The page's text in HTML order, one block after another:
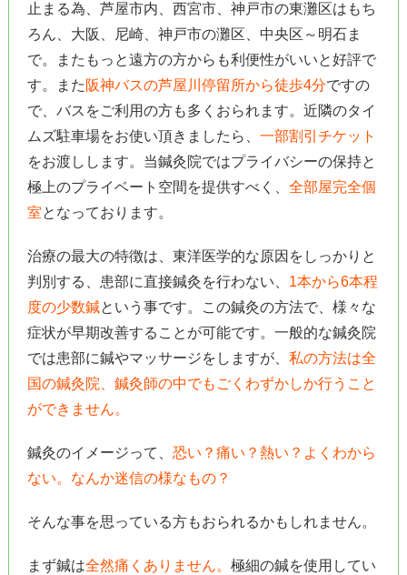
止まる為、芦屋市内、西宮市、神戸市の東灘区はもち
ろん、大阪、尼崎、神戸市の灘区、中央区～明石ま
で。またもっと遠方の方からも利便性がいいと好評で
す。また 阪神バスの芦屋川停留所から徒歩4分ですの
で、バスをご利用の方も多くおられます。近隣のタイ
ムズ駐車場をお使い頂きましたら、 一部割引チケット
をお渡しします。当鍼灸院ではプライバシーの保持と
極上のプライベート空間を提供すべく、 全部屋完全個
室となっております。
治療の最大の特徴は、東洋医学的な原因をしっかりと
判別する、患部に直接鍼灸を行わない、 1本から6本程
度の少数鍼という事です。この鍼灸の方法で、様々な
症状が早期改善することが可能です。一般的な鍼灸院
では患部に鍼やマッサージをしますが、 私の方法は全
国の鍼灸院、鍼灸師の中でもごくわずかしか行うこと
ができません。
鍼灸のイメージって、 恐い？痛い？熱い？よくわから
ない。なんか迷信の様なもの？
そんな事を思っている方もおられるかもしれません。
まず鍼は全然痛くありません。 極細の鍼を使用してい